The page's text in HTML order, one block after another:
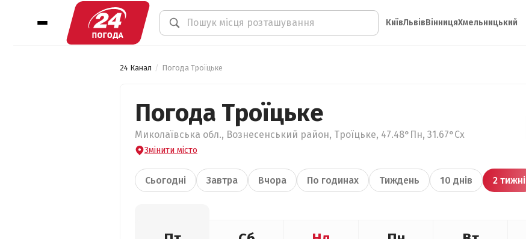
КиївЛьвівВінницяХмельницький
24 Канал Погода Троїцьке
Погода Троїцьке
Миколаївська обл., Вознесенський район, Троїцьке, 47.48°Пн, 31.67°Сх
Змінити місто
Сьогодні Завтра Вчора По годинах Тиждень 10 днів 2 тижні